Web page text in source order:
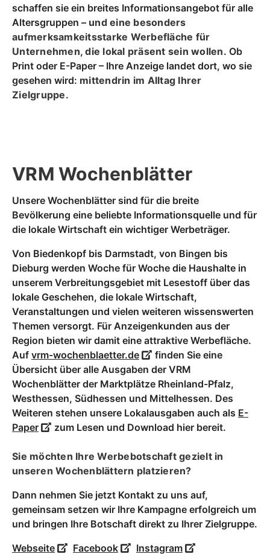
schaffen sie ein breites Informationsangebot für alle
Altersgruppen – und eine besonders
aufmerksamkeitsstarke Werbefläche für
Unternehmen, die lokal präsent sein wollen. Ob
Print oder E-Paper – Ihre Anzeige landet dort, wo sie
gesehen wird: mittendrin im Alltag Ihrer
Zielgruppe.
VRM Wochenblätter
Unsere Wochenblätter sind für die breite
Bevölkerung eine beliebte Informationsquelle und für
die lokale Wirtschaft ein wichtiger Werbeträger.
Von Biedenkopf bis Darmstadt, von Bingen bis
Dieburg werden Woche für Woche die Haushalte in
unserem Verbreitungsgebiet mit Lesestoff über das
lokale Geschehen, die lokale Wirtschaft,
Veranstaltungen und vielen weiteren wissenswerten
Themen versorgt. Für Anzeigenkunden aus der
Region bieten wir damit eine attraktive Werbefläche.
Auf vrm-wochenblaetter.de
finden Sie eine
Übersicht über alle Ausgaben der VRM
Wochenblätter der Marktplätze Rheinland-Pfalz,
Westhessen, Südhessen und Mittelhessen. Des
Weiteren stehen unsere Lokalausgaben auch als E-
Paper
zum Lesen und Download hier bereit.
Sie möchten Ihre Werbebotschaft gezielt in
unseren Wochenblättern platzieren?
Dann nehmen Sie jetzt Kontakt zu uns auf,
gemeinsam setzen wir Ihre Kampagne erfolgreich um
und bringen Ihre Botschaft direkt zu Ihrer Zielgruppe.
Webseite
Facebook Instagram